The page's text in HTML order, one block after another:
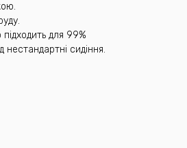
для 99%
сидіння.